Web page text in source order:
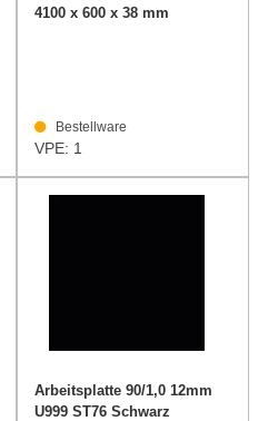
natur
4100 x 600 x 38 mm
Bestellware
VPE: 1
Arbeitsplatte 90/1,0 12mm
U999 ST76 Schwarz